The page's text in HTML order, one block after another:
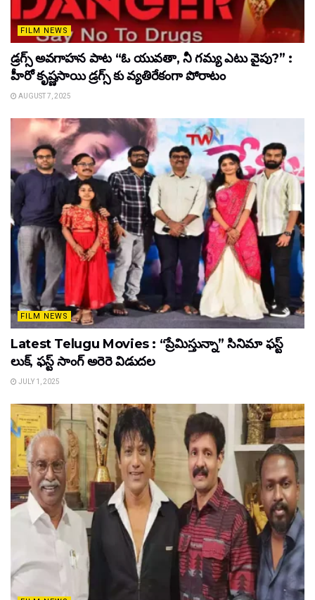
FILM NEWS
డ్రగ్స్ అవగాహన పాట “ఓ యువతా, నీ గమ్య ఎటు వైపు?” :
హీరో కృష్ణసాయి డ్రగ్స్ కు వ్యతిరేకంగా పోరాటం
AUGUST 7, 2025
FILM NEWS
Latest Telugu Movies : “ప్రేమిస్తున్నా” సినిమా ఫస్ట్
లుక్, ఫస్ట్ సాంగ్ అరెరె విడుదల
JULY 1, 2025